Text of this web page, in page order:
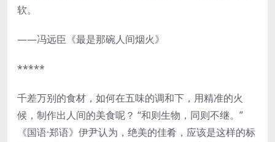
软。
——冯远臣《最是那碗人间烟火》
*****
千差万别的食材，如何在五味的调和下，用精准的火
候，制作出人间的美食呢？ “和则生物，同则不继。”
《国语·郑语》伊尹认为，绝美的佳肴，应该是这样的标